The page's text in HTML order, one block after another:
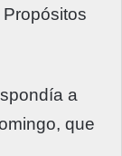
a
que